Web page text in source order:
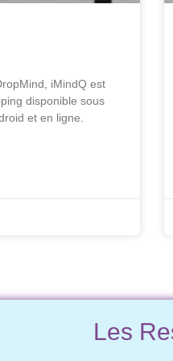
iMindQ est
disponible sous
et en ligne.
Les